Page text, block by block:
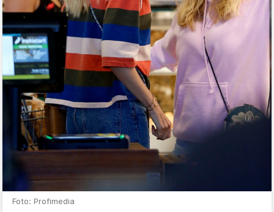
Foto: Profimedia